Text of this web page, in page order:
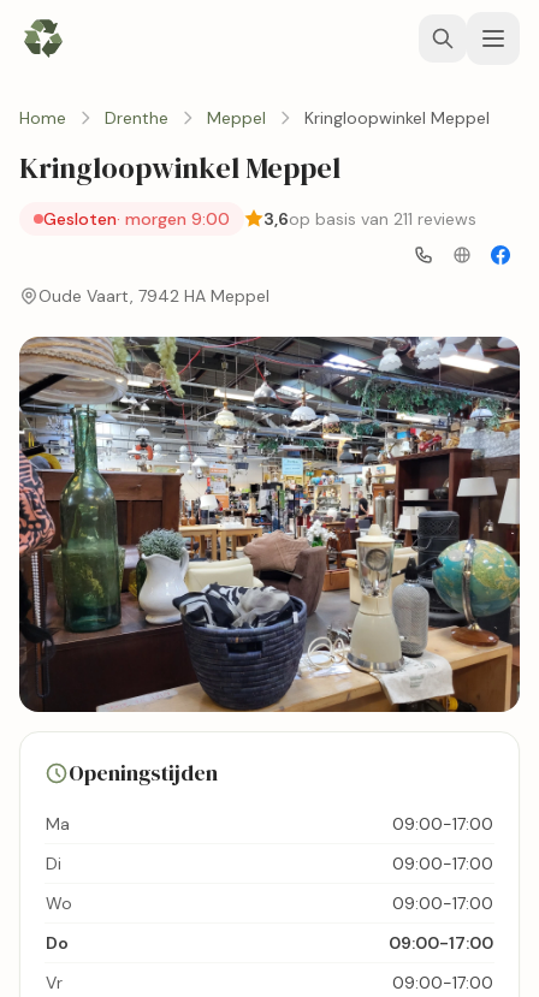
Home Drenthe Meppel Kringloopwinkel Meppel
Kringloopwinkel Meppel
Gesloten· morgen 9:00 3,6op basis van 211 reviews
Oude Vaart, 7942 HA Meppel
Bekijk kaart
Openingstijden
Ma
09:00-17:00
Di
09:00-17:00
Wo
09:00-17:00
Do
09:00-17:00
Vr
09:00-17:00